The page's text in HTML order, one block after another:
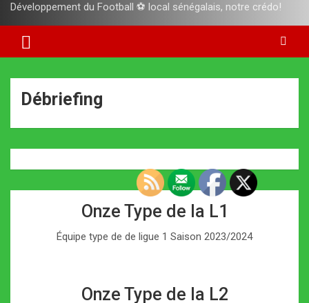
Développement du Football ⚽️ local sénégalais, notre crédo!
Débriefing
Onze Type de la L1
Équipe type de de ligue 1 Saison 2023/2024
Onze Type de la L2